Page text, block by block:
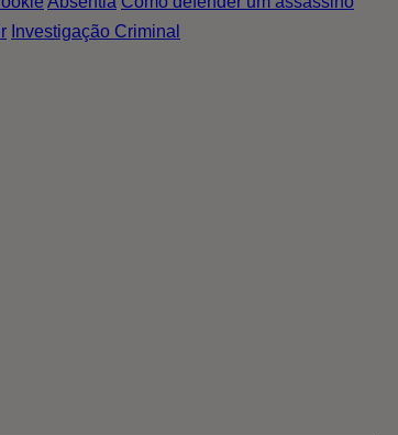
Investigação Criminal